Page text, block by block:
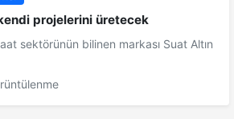
projelerini üretecek
sektörünün bilinen markası Suat Altın